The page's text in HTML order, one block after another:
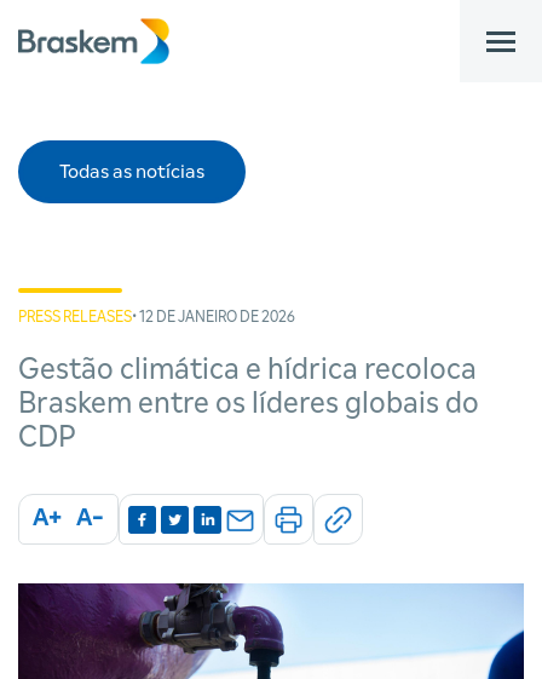
bar
Todas as notícias
PRESS RELEASES• 12 DE JANEIRO DE 2026
Gestão climática e hídrica recoloca
Braskem entre os líderes globais do
CDP
A+ A-